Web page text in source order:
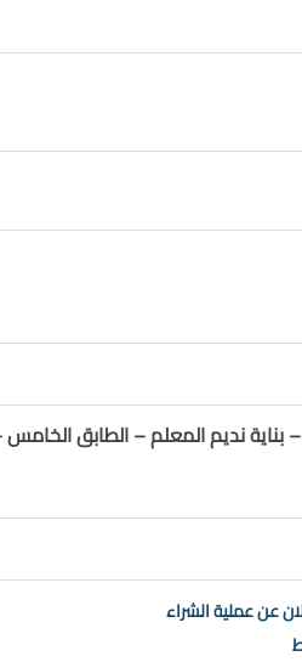
بناية نديم المعلم – الطابق
عن عملية الشراء